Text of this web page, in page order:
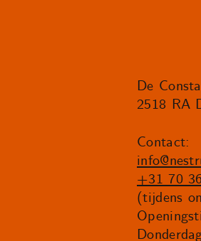
De
2518 RA
Contact:
+31 70
(tijdens